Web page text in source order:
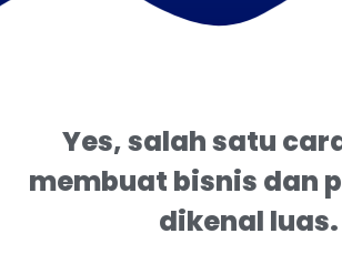
Yes, salah satu
membuat bisnis dan
dikenal luas.